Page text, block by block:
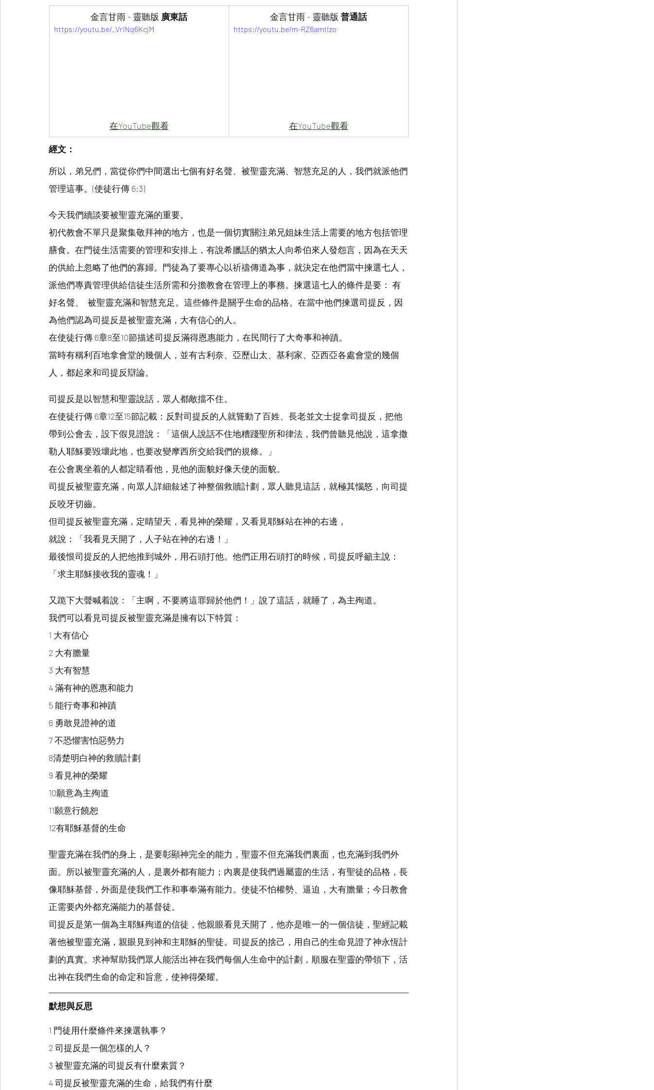
金言甘雨 - 靈聽版 廣東話
https://youtu.be/_VrINq6KcjM
在YouTube觀看
金言甘雨 - 靈聽版 普通話
https://youtu.be/m-RZ6amtlzo
在YouTube觀看
經文：
所以，弟兄們，當從你們中間選出七個有好名聲、被聖靈充滿、智慧充足的人，我們就派他們
管理這事。(使徒行傳 6:3)
今天我們續談要被聖靈充滿的重要。
初代教會不單只是聚集敬拜神的地方，也是一個切實關注弟兄姐妹生活上需要的地方包括管理
膳食。在門徒生活需要的管理和安排上，有說希臘話的猶太人向希伯來人發怨言，因為在天天
的供給上忽略了他們的寡婦。門徒為了要專心以祈禱傳道為事，就決定在他們當中揀選七人，
派他們專責管理供給信徒生活所需和分擔教會在管理上的事務。揀選這七人的條件是要： 有
好名聲、  被聖靈充滿和智慧充足。這些條件是關乎生命的品格。在當中他們揀選司提反，因
為他們認為司提反是被聖靈充滿，大有信心的人。
在使徒行傳 6章8至10節描述司提反滿得恩惠能力，在民間行了大奇事和神蹟。
當時有稱利百地拿會堂的幾個人，並有古利奈、亞歷山太、基利家、亞西亞各處會堂的幾個
人，都起來和司提反辯論。
司提反是以智慧和聖靈說話，眾人都敵擋不住。
在使徒行傳 6章12至15節記載：反對司提反的人就聳動了百姓、長老並文士捉拿司提反，把他
帶到公會去，設下假見證說：「這個人說話不住地糟踐聖所和律法，我們曾聽見他說，這拿撒
勒人耶穌要毀壞此地，也要改變摩西所交給我們的規條。」
在公會裏坐着的人都定睛看他，見他的面貌好像天使的面貌。
司提反被聖靈充滿，向眾人詳細敍述了神整個救贖計劃，眾人聽見這話，就極其惱怒，向司提
反咬牙切齒。
但司提反被聖靈充滿，定睛望天，看見神的榮耀，又看見耶穌站在神的右邊，
就說：「我看見天開了，人子站在神的右邊！」
最後恨司提反的人把他推到城外，用石頭打他。他們正用石頭打的時候，司提反呼籲主說：
「求主耶穌接收我的靈魂！」
又跪下大聲喊着說：「主啊，不要將這罪歸於他們！」說了這話，就睡了，為主殉道。
我們可以看見司提反被聖靈充滿是擁有以下特質：
1 大有信心
2 大有膽量
3 大有智慧
4 滿有神的恩惠和能力
5 能行奇事和神蹟
6 勇敢見證神的道
7 不恐懼害怕惡勢力
8清楚明白神的救贖計劃
9 看見神的榮耀
10願意為主殉道
11願意行饒恕
12有耶穌基督的生命
聖靈充滿在我們的身上，是要彰顯神完全的能力，聖靈不但充滿我們裏面，也充滿到我們外
面。所以被聖靈充滿的人，是裏外都有能力；內裏是使我們過屬靈的生活，有聖徒的品格，長
像耶穌基督，外面是使我們工作和事奉滿有能力。使徒不怕權勢、逼迫，大有膽量；今日教會
正需要內外都充滿能力的基督徒。
司提反是第一個為主耶穌殉道的信徒，他親眼看見天開了，他亦是唯一的一個信徒，聖經記載
著他被聖靈充滿，親眼見到神和主耶穌的聖徒。司提反的捨己，用自己的生命見證了神永恆計
劃的真實。求神幫助我們眾人能活出神在我們每個人生命中的計劃，順服在聖靈的帶領下，活
出神在我們生命的命定和旨意，使神得榮耀。
默想與反思
1 門徒用什麼條件來揀選執事？
2 司提反是一個怎樣的人？
3 被聖靈充滿的司提反有什麼素質？
4 司提反被聖靈充滿的生命，給我們有什麼